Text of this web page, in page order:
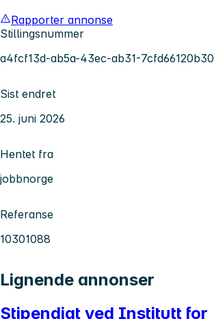
Rapporter annonse
Stillingsnummer
a4fcf13d-ab5a-43ec-ab31-7cfd66120b30
Sist endret
25. juni 2026
Hentet fra
jobbnorge
Referanse
10301088
Lignende annonser
Stipendiat ved Institutt for